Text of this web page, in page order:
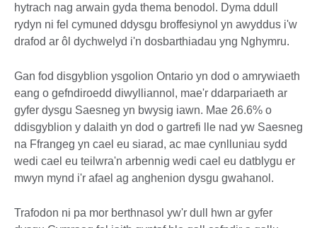
hytrach nag arwain gyda thema benodol. Dyma ddull
rydyn ni fel cymuned ddysgu broffesiynol yn awyddus i'w
drafod ar ôl dychwelyd i'n dosbarthiadau yng Nghymru.
Gan fod disgyblion ysgolion Ontario yn dod o amrywiaeth
eang o gefndiroedd diwylliannol, mae'r ddarpariaeth ar
gyfer dysgu Saesneg yn bwysig iawn. Mae 26.6% o
ddisgyblion y dalaith yn dod o gartrefi lle nad yw Saesneg
na Ffrangeg yn cael eu siarad, ac mae cynlluniau sydd
wedi cael eu teilwra'n arbennig wedi cael eu datblygu er
mwyn mynd i'r afael ag anghenion dysgu gwahanol.
Trafodon ni pa mor berthnasol yw'r dull hwn ar gyfer